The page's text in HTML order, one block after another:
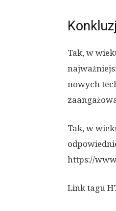
Tak, w
nowych
Tak, w
https://
Link tagu